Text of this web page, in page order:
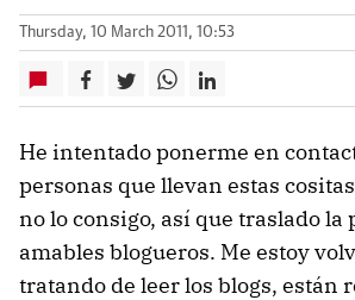
Thursday, 10 March 2011, 10:53
He intentado ponerme en
personas que llevan estas
no lo consigo, así que traslado la
amables blogueros. Me estoy
tratando de leer los blogs, están